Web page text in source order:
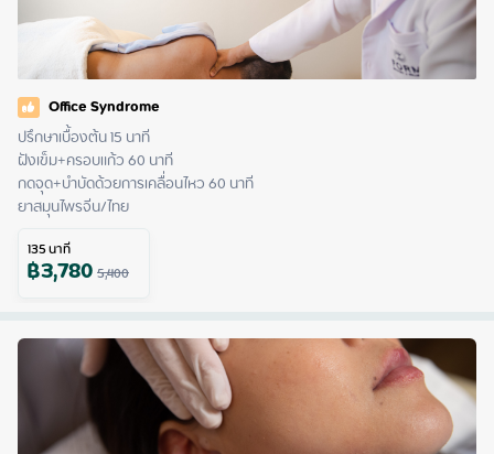
Office Syndrome
ปรึกษาเบื้องต้น 15 นาที
ฝังเข็ม+ครอบแก้ว 60 นาที
กดจุด+บำบัดด้วยการเคลื่อนไหว 60 นาที
ยาสมุนไพรจีน/ไทย
135นาที
฿3,7805,400